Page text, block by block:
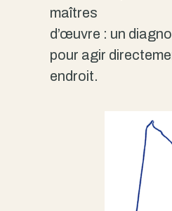
maîtres
d’œuvre : un
pour agir
endroit.